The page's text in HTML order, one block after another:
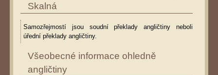
Skalná
Samozřejmostí jsou soudní překlady angličtiny neboli
úřední překlady angličtiny.
Všeobecné informace ohledně
angličtiny